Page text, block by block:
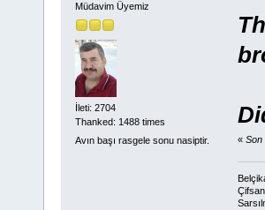
Müdavim Üyemiz
İleti: 2704
Thanked: 1488 times
Avın başı rasgele sonu nasiptir.
« Son